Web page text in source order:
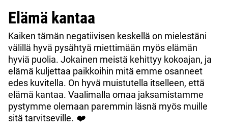
Elämä kantaa
Kaiken tämän negatiivisen keskellä on mielestäni
välillä hyvä pysähtyä miettimään myös elämän
hyviä puolia. Jokainen meistä kehittyy kokoajan, ja
elämä kuljettaa paikkoihin mitä emme osanneet
edes kuvitella. On hyvä muistutella itselleen, että
elämä kantaa. Vaalimalla omaa jaksamistamme
pystymme olemaan paremmin läsnä myös muille
sitä tarvitseville. ❤️